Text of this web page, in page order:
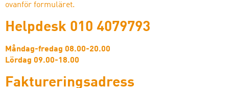
ovanför formuläret.
Helpdesk 010 4079793
Måndag-fredag 08.00-20.00
Lördag 09.00-18.00
Faktureringsadress